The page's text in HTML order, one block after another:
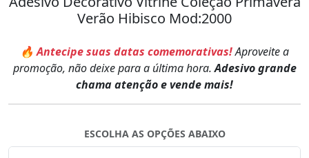
Verão Hibisco Mod:2000
🔥 Antecipe suas datas comemorativas!Aproveite a
promoção, não deixe para a última hora.Adesivo grande
chama atenção e vende mais!
ESCOLHA AS OPÇÕES ABAIXO